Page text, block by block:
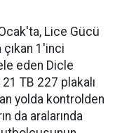
Lice Gücü
1'inci
eden Dicle
TB 227 plakalı
yolda kontrolden
da aralarında